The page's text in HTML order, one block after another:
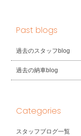
Past blogs
過去のスタッフblog
過去の納車blog
Categories
スタッフブログ一覧